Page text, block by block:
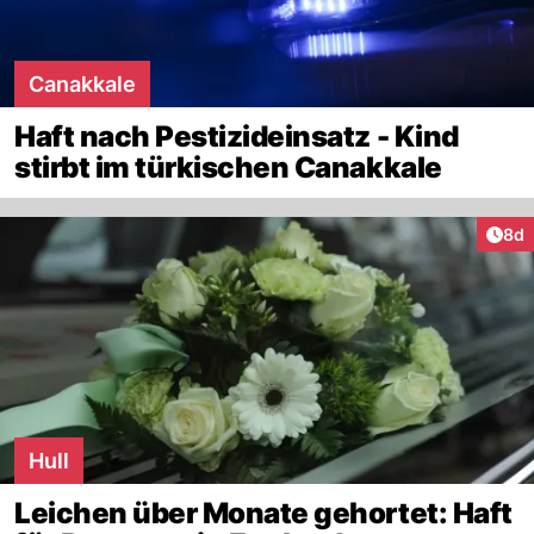
Canakkale
Haft nach Pestizideinsatz - Kind
stirbt im türkischen Canakkale
8d
Hull
Leichen über Monate gehortet: Haft